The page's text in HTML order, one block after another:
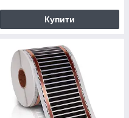
Купити